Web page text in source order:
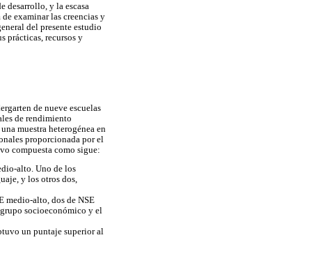
desarrollo, y la escasa
examinar las creencias y
del presente estudio
prácticas, recursos y
de nueve escuelas
de rendimiento
muestra heterogénea en
proporcionada por el
compuesta como sigue:
alto. Uno de los
y los otros dos,
medio-alto, dos de NSE
socioeconómico y el
un puntaje superior al